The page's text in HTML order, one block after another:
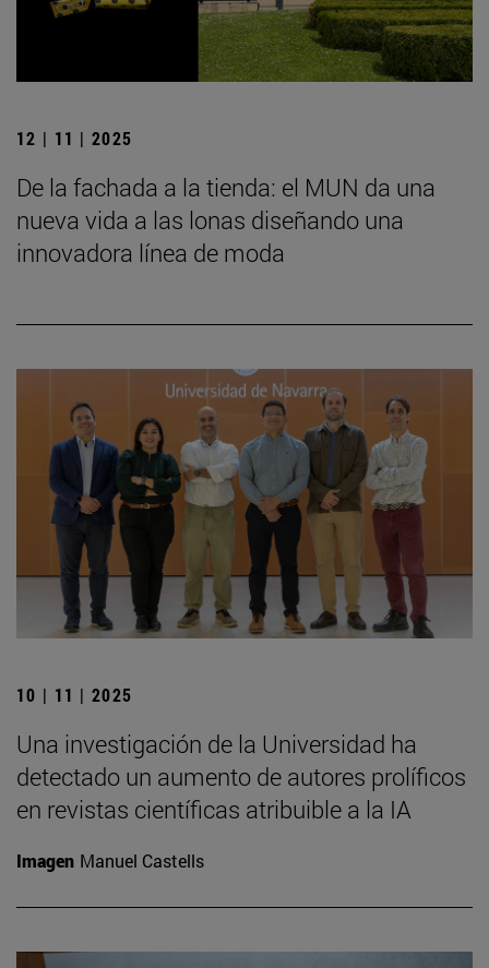
12 | 11 | 2025
De la fachada a la tienda: el MUN da una
nueva vida a las lonas diseñando una
innovadora línea de moda
10 | 11 | 2025
Una investigación de la Universidad ha
detectado un aumento de autores prolíficos
en revistas científicas atribuible a la IA
Imagen Manuel Castells